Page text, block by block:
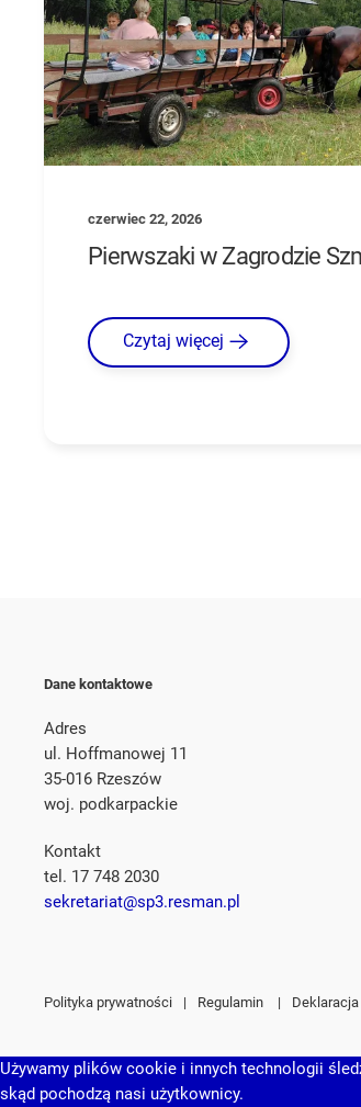
czerwiec 22, 2026
Pierwszaki w Zagrodzie
Czytaj więcej
Dane kontaktowe
Adres
ul. Hoffmanowej 11
35-016 Rzeszów
woj. podkarpackie
Kontakt
tel. 17 748 2030
sekretariat@sp3.resman.pl
Polityka prywatności | Regulamin |
Używamy plików cookie i innych technologii
skąd pochodzą nasi użytkownicy.